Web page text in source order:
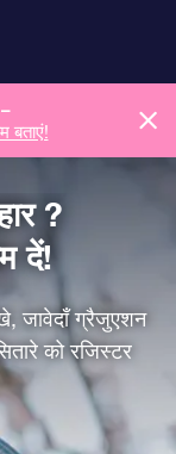
बताएं!
?
दें!
जावेदाँ ग्रैजुएशन
को रजिस्टर